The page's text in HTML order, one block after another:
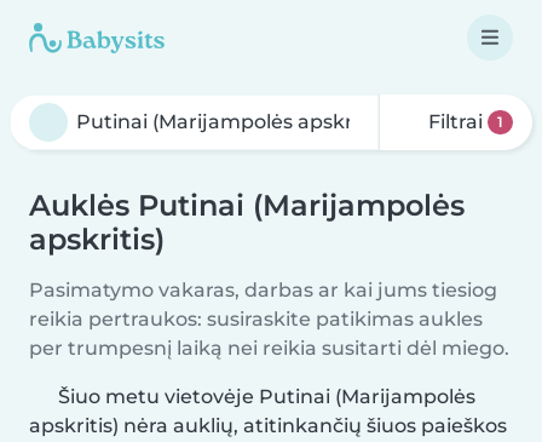
Filtrai 1
Auklės Putinai (Marijampolės
apskritis)
Pasimatymo vakaras, darbas ar kai jums tiesiog
reikia pertraukos: susiraskite patikimas aukles
per trumpesnį laiką nei reikia susitarti dėl miego.
Šiuo metu vietovėje Putinai (Marijampolės
apskritis) nėra auklių, atitinkančių šiuos paieškos